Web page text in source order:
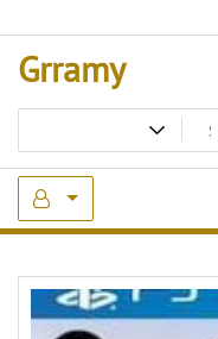
to
content
Grramy